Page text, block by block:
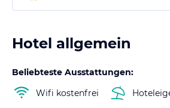
Hotel allgemein
Beliebteste Ausstattungen:
Wifi kostenfrei